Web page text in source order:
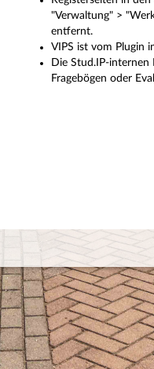
"Verwaltung" >
entfernt.
VIPS ist vom Plugin
Die Stud.IP-internen
Fragebögen oder